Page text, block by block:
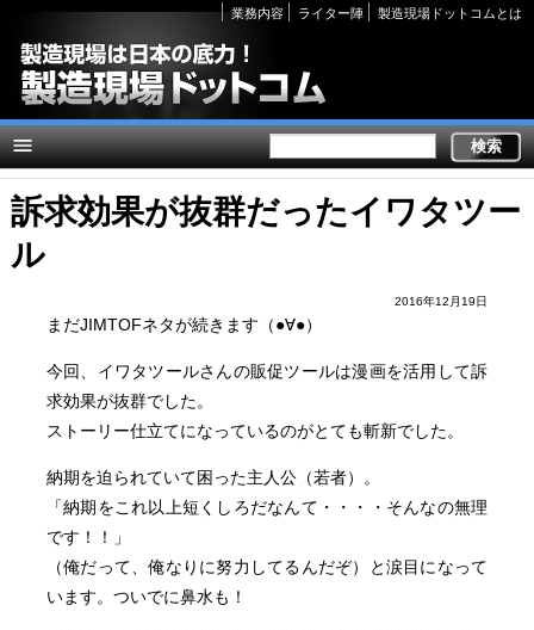
Secondary
links
業務内容 ライター陣 製造現場ドットコムとは
訴求効果が抜群だったイワタツー
ル
2016年12月19日
まだJIMTOFネタが続きます（●∀●）
今回、イワタツールさんの販促ツールは漫画を活用して訴
求効果が抜群でした。
ストーリー仕立てになっているのがとても斬新でした。
納期を迫られていて困った主人公（若者）。
「納期をこれ以上短くしろだなんて・・・・そんなの無理
です！！」
（俺だって、俺なりに努力してるんだぞ）と涙目になって
います。ついでに鼻水も！